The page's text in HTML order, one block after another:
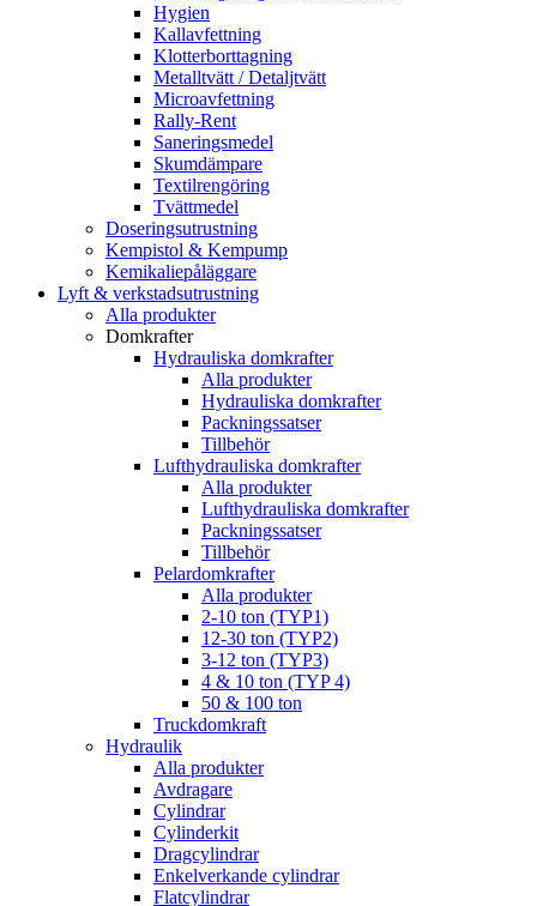
Hygien
Kallavfettning
Klotterborttagning
Metalltvätt / Detaljtvätt
Microavfettning
Rally-Rent
Saneringsmedel
Skumdämpare
Textilrengöring
Tvättmedel
Doseringsutrustning
Kempistol & Kempump
Kemikaliepåläggare
Lyft & verkstadsutrustning
Alla produkter
Domkrafter
Hydrauliska domkrafter
Alla produkter
Hydrauliska domkrafter
Packningssatser
Tillbehör
Lufthydrauliska domkrafter
Alla produkter
Lufthydrauliska domkrafter
Packningssatser
Tillbehör
Pelardomkrafter
Alla produkter
2-10 ton (TYP1)
12-30 ton (TYP2)
3-12 ton (TYP3)
4 & 10 ton (TYP 4)
50 & 100 ton
Truckdomkraft
Hydraulik
Alla produkter
Avdragare
Cylindrar
Cylinderkit
Dragcylindrar
Enkelverkande cylindrar
Flatcylindrar